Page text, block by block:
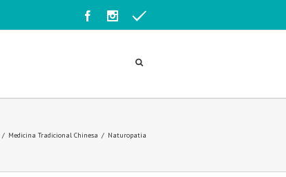
Medicina Tradicional Chinesa Naturopatia